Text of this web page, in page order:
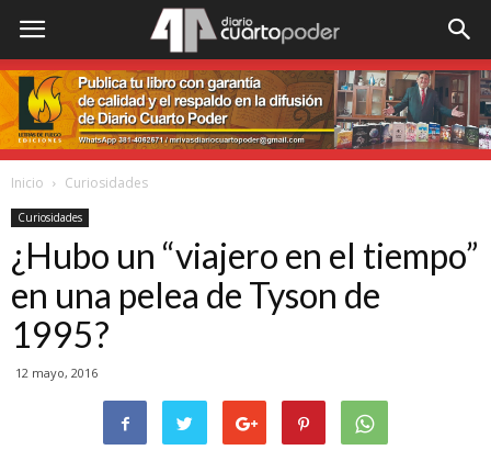
Inicio Curiosidades
Curiosidades
¿Hubo un “viajero en el tiempo”
en una pelea de Tyson de
1995?
12 mayo, 2016